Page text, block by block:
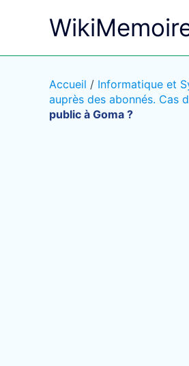
Accueil / Informatique et
auprès des abonnés. Cas
public à Goma ?